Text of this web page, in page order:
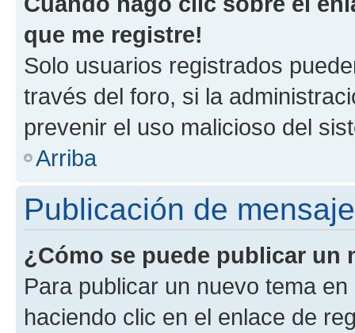
que me registre!
Solo usuarios registrados
través del foro, si la
prevenir el uso malicioso del
Arriba
Publicación de
¿Cómo se puede publicar un
Para publicar un nuevo tema
haciendo clic en el enlace de